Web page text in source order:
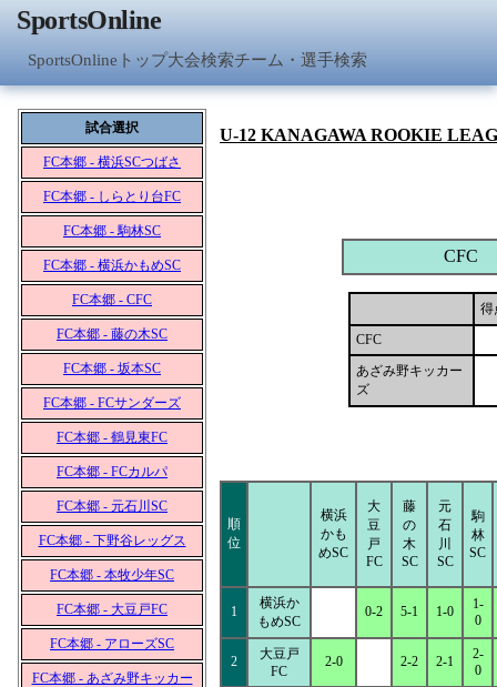
SportsOnline
SportsOnlineトップ大会検索チーム・選手検索
試合選択
FC本郷 - 横浜SCつばさ
FC本郷 - しらとり台FC
FC本郷 - 駒林SC
FC本郷 - 横浜かもめSC
FC本郷 - CFC
FC本郷 - 藤の木SC
FC本郷 - 坂本SC
FC本郷 - FCサンダーズ
FC本郷 - 鶴見東FC
FC本郷 - FCカルパ
FC本郷 - 元石川SC
FC本郷 - 下野谷レッグス
FC本郷 - 本牧少年SC
FC本郷 - 大豆戸FC
FC本郷 - アローズSC
FC本郷 - あざみ野キッカー
U-12 KANAGAWA ROOKIE
CFC
得
CFC
あざみ野キッカー
ズ
順
位
横浜
かも
めSC
大
豆
戸
FC
藤
の
木
SC
元
石
川
SC
駒
林
SC
1
横浜か
もめSC
0-2 5-1 1-0
1-
0
2
大豆戸
FC
2-0 2-2 2-1
2-
0